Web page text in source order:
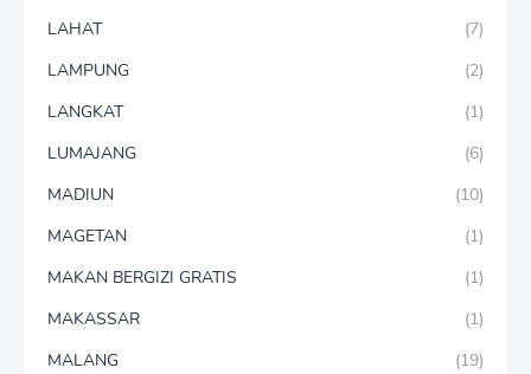
LAHAT
(7)
LAMPUNG
(2)
LANGKAT
(1)
LUMAJANG
(6)
MADIUN
(10)
MAGETAN
(1)
MAKAN BERGIZI GRATIS
(1)
MAKASSAR
(1)
MALANG
(19)